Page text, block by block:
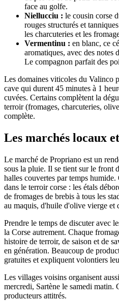
face au golfe.
Niellucciu : le cousin corse
rouges structurés et
les charcuteries et les
Vermentinu : en blanc, ce
aromatiques, avec des notes
Le compagnon parfait des
Les domaines viticoles du Valinco
cave qui durent 45 minutes à 1
cuvées. Certains complètent la
terroir (fromages, charcuteries,
complète.
Les marchés locaux
Le marché de Propriano est un
sous la pluie. Il se tient sur le front
halles couvertes par temps
dans le terroir corse : les étals
de fromages de brebis à tous les
au maquis, d'huile d'olive vierge et
Prendre le temps de discuter avec
la Corse autrement. Chaque
histoire de terroir, de saison et de
en génération. Beaucoup de
gratuites et expliquent volontiers
Les villages voisins organisent
mercredi, Sartène le samedi matin.
producteurs attitrés.